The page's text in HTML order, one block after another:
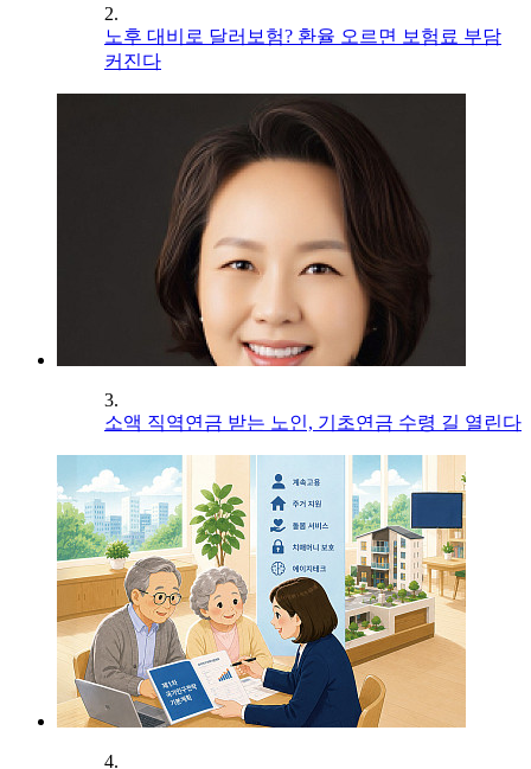
2.
노후 대비로 달러보험? 환율 오르면 보험료 부담
커진다
3.
소액 직역연금 받는 노인, 기초연금 수령 길 열린다
4.